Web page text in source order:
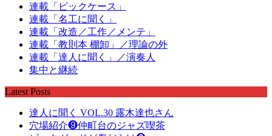
連載「ピックケース」
連載「名工に聞く」
連載「改造／工作／メンテ」
連載「教則本 棚卸」／理論の外
連載「達人に聞く」／演奏人
集中と継続
Latest Posts
達人に聞く VOL.30 露木達也さん
穴場紹介❾仲町台のジャズ喫茶